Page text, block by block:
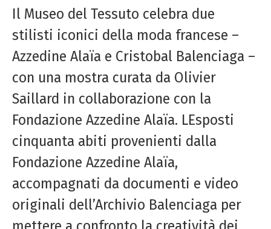
Il Museo del Tessuto celebra due
stilisti iconici della moda francese –
Azzedine Alaïa e Cristobal Balenciaga –
con una mostra curata da Olivier
Saillard in collaborazione con la
Fondazione Azzedine Alaïa. LEsposti
cinquanta abiti provenienti dalla
Fondazione Azzedine Alaïa,
accompagnati da documenti e video
originali dell’Archivio Balenciaga per